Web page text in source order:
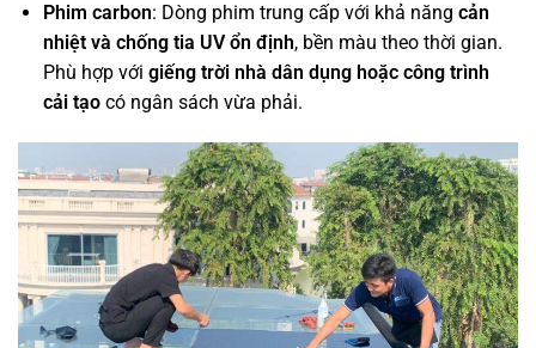
Phim carbon: Dòng phim trung cấp với khả năng cản
nhiệt và chống tia UV ổn định, bền màu theo thời gian.
Phù hợp với giếng trời nhà dân dụng hoặc công trình
cải tạocó ngân sách vừa phải.